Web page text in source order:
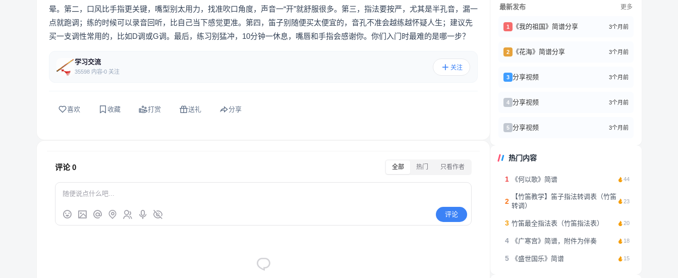
晕。第二，口风比手指更关键，嘴型别太用力，找准吹口角度，声音一“开”就舒服很多。第三，指法要按严，尤其是半孔音，漏一
点就跑调；练的时候可以录音回听，比自己当下感觉更准。第四，笛子别随便买太便宜的，音孔不准会越练越怀疑人生；建议先
买一支调性常用的，比如D调或G调。最后，练习别猛冲，10分钟一休息，嘴唇和手指会感谢你。你们入门时最难的是哪一步？
学习交流
35598 内容 0 关注
关注
喜欢 收藏 打赏 送礼 分享
评论0 全部 热门 只看作者
评论
最新发布 更多
1 《我的祖国》简谱分享 3个月前
2 《花海》简谱分享 3个月前
3 分享视频 3个月前
4 分享视频 3个月前
5 分享视频 3个月前
热门内容
1 《何以歌》简谱 44
2
【竹笛教学】笛子指法转调表（竹笛
转调）
23
3 竹笛最全指法表（竹笛指法表） 20
4 《广寒宫》简谱，附件为伴奏 18
5 《盛世国乐》简谱 15